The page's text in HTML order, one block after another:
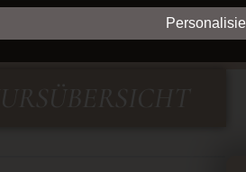
zu verbringen. Der Jugend-Club